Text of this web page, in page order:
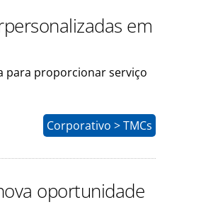
em
para proporcionar serviço
Corporativo > TMCs
oportunidade